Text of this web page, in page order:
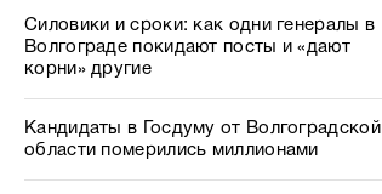
Силовики и сроки: как одни генералы в
Волгограде покидают посты и «дают
корни» другие
Кандидаты в Госдуму от Волгоградской
области померились миллионами